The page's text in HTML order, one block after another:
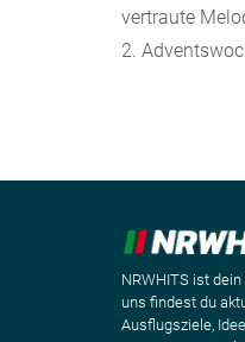
vertraute
2.
NRWHITS ist
uns findest du
Ausflugsziele,